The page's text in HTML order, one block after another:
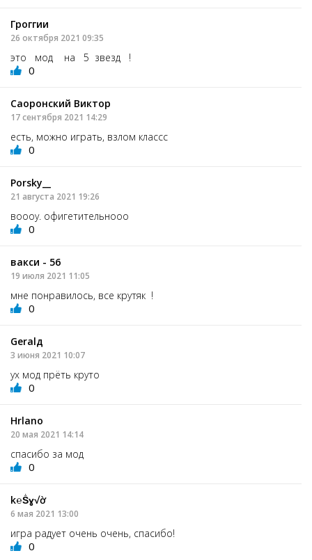
Гроггии
26 октября 2021 09:35
это мод на 5 звезд !
0
Саоронский Виктор
17 сентября 2021 14:29
есть, можно играть, взлом классс
0
Porsky__
21 августа 2021 19:26
воооу. офигетительнооо
0
вакси - 56
19 июля 2021 11:05
мне понравилось, все крутяк !
0
Geralд
3 июня 2021 10:07
ух мод прёть круто
0
Hrlano
20 мая 2021 14:14
спасибо за мод
0
k℮Ṧɣ√ờ
6 мая 2021 13:00
игра радует очень очень, спасибо!
0